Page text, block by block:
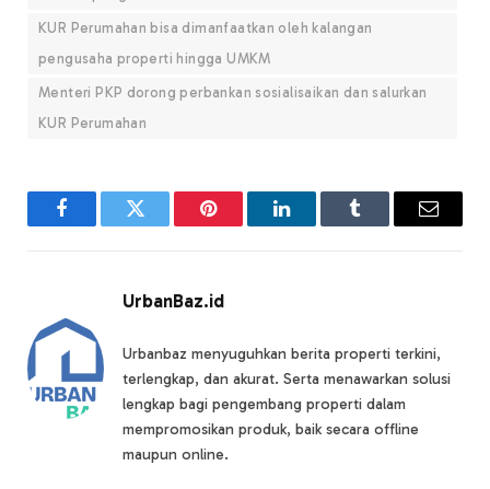
KUR Perumahan bisa dimanfaatkan oleh kalangan
pengusaha properti hingga UMKM
Menteri PKP dorong perbankan sosialisaikan dan salurkan
KUR Perumahan
FacebookTwitter Pinterest LinkedInTumblr Email
UrbanBaz.id
Urbanbaz menyuguhkan berita properti terkini,
terlengkap, dan akurat. Serta menawarkan solusi
lengkap bagi pengembang properti dalam
mempromosikan produk, baik secara offline
maupun online.